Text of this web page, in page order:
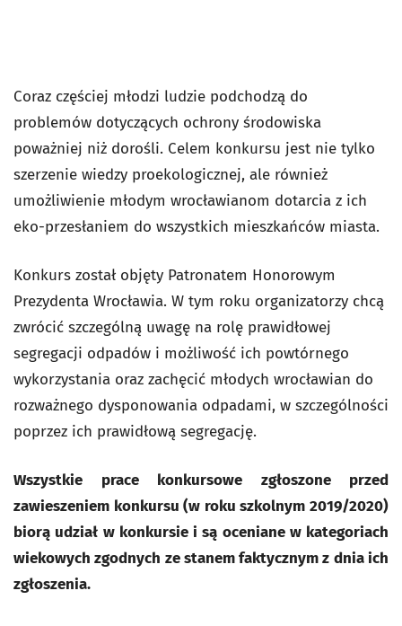
Coraz częściej młodzi ludzie podchodzą do
problemów dotyczących ochrony środowiska
poważniej niż dorośli. Celem konkursu jest nie tylko
szerzenie wiedzy proekologicznej, ale również
umożliwienie młodym wrocławianom dotarcia z ich
eko-przesłaniem do wszystkich mieszkańców miasta.
Konkurs został objęty Patronatem Honorowym
Prezydenta Wrocławia. W tym roku organizatorzy chcą
zwrócić szczególną uwagę na rolę prawidłowej
segregacji odpadów i możliwość ich powtórnego
wykorzystania oraz zachęcić młodych wrocławian do
rozważnego dysponowania odpadami, w szczególności
poprzez ich prawidłową segregację.
Wszystkie prace konkursowe zgłoszone przed
zawieszeniem konkursu (w roku szkolnym 2019/2020)
biorą udział w konkursie i są oceniane w kategoriach
wiekowych zgodnych ze stanem faktycznym z dnia ich
zgłoszenia.